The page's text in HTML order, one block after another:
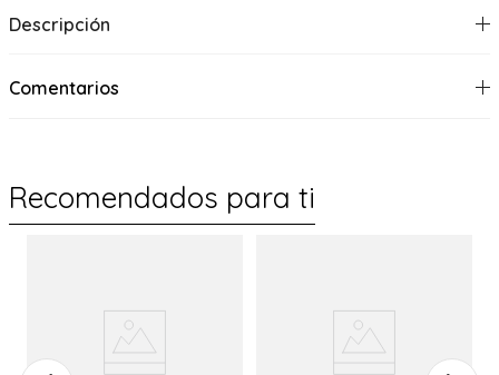
Descripción
Comentarios
Recomendados para ti